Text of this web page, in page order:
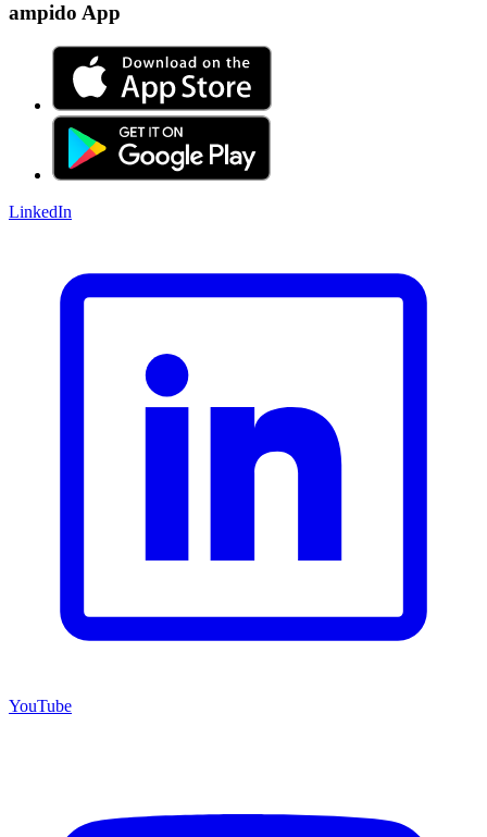
ampido App
LinkedIn
YouTube